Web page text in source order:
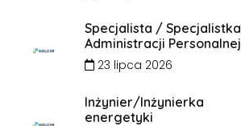
Specjalista / Specjalistka
Administracji Personalnej
23 lipca 2026
Inżynier/Inżynierka
energetyki